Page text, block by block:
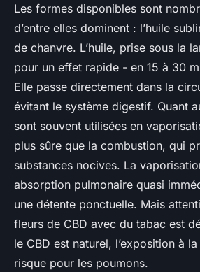
Les formes disponibles sont
d’entre elles dominent : l’huile
de chanvre. L’huile, prise sous la
pour un effet rapide - en 15 à 30
Elle passe directement dans la
évitant le système digestif. Quant
sont souvent utilisées en
plus sûre que la combustion, qui
substances nocives. La
absorption pulmonaire quasi
une détente ponctuelle. Mais
fleurs de CBD avec du tabac est
le CBD est naturel, l’exposition à
risque pour les poumons.